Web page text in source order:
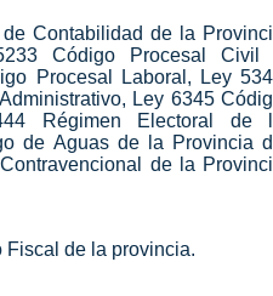
Contabilidad de la
Código Procesal Civil
Procesal Laboral, Ley
Ley 6345
Régimen Electoral de
de Aguas de la Provincia
de la
Fiscal de la provincia.